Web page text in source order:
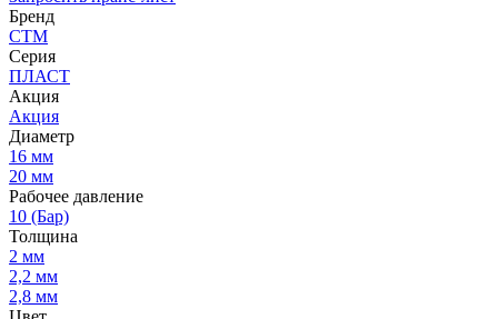
Бренд
СТМ
Серия
ПЛАСТ
Акция
Акция
Диаметр
16 мм
20 мм
Рабочее давление
10 (Бар)
Толщина
2 мм
2,2 мм
2,8 мм